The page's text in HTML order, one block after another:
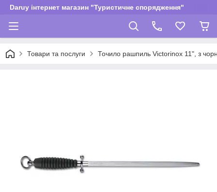
Daruy інтернет магазин "Туристичне спорядження"
Товари та послуги Точило рашпиль Victorinox 11", з